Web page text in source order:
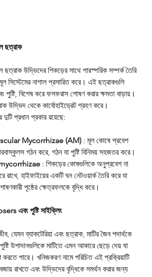
ছত্রাক
ছত্রাক উদ্ভিদের শিকড়ের সাথে পারস্পরিক সম্পর্ক তৈরি
সিস্টেমের নাগাল প্রসারিত করে। এই ছত্রাকগুলি
পুষ্টি, বিশেষ করে ফসফরাস শোষণ করার ক্ষমতা বাড়ায়।
উদ্ভিদ থেকে কার্বোহাইড্রেট গ্রহণ করে।
দুটি প্রধান প্রকার রয়েছে:
Mycorrhizae (AM) : মূল কোষে প্রবেশ
গঠন করে, গঠন যা পুষ্টি বিনিময় সহজতর করে।
: শিকড়ের কোষগুলিকে অনুপ্রবেশ না
রাখে, হাইফাইয়ের একটি ঘন নেটওয়ার্ক তৈরি করে যা
পৃষ্ঠের ক্ষেত্রফলকে বৃদ্ধি করে।
এবং পুষ্টি সাইক্লিং
যেমন ব্যাকটেরিয়া এবং ছত্রাক, মাটির জৈব পদার্থকে
উপাদানগুলিকে মাটিতে এমন আকারে ছেড়ে দেয় যা
পারে। খনিজকরণ নামে পরিচিত এই প্রক্রিয়াটি
বজায় রাখতে এবং উদ্ভিদের বৃদ্ধিকে সমর্থন করার জন্য